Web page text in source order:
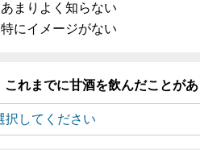
あまりよく知らない
特にイメージがない
これまでに甘酒を飲んだことが